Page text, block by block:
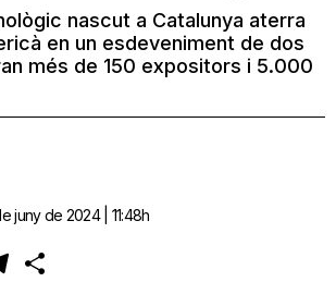
nascut a Catalunya aterra
en un esdeveniment de dos
més de 150 expositors i 5.000
juny de 2024 | 11:48h
Telegram